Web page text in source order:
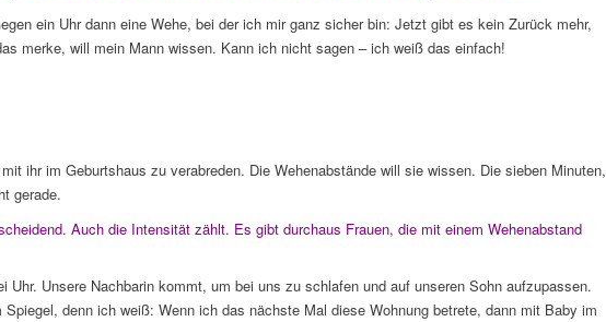
ein Uhr dann eine Wehe, bei der ich mir ganz sicher bin: Jetzt gibt es kein Zurück mehr,
merke, will mein Mann wissen. Kann ich nicht sagen – ich weiß das einfach!
ihr im Geburtshaus zu verabreden. Die Wehenabstände will sie wissen. Die sieben Minuten,
gerade.
Auch die Intensität zählt. Es gibt durchaus Frauen, die mit einem Wehenabstand
Uhr. Unsere Nachbarin kommt, um bei uns zu schlafen und auf unseren Sohn aufzupassen.
denn ich weiß: Wenn ich das nächste Mal diese Wohnung betrete, dann mit Baby im